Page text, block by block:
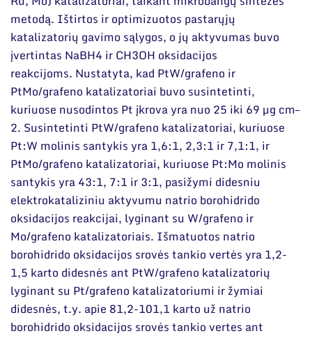
metodą. Ištirtos ir optimizuotos pastarųjų
katalizatorių gavimo sąlygos, o jų aktyvumas buvo
įvertintas NaBH4 ir CH3OH oksidacijos
reakcijoms. Nustatyta, kad PtW/grafeno ir
PtMo/grafeno katalizatoriai buvo susintetinti,
kuriuose nusodintos Pt įkrova yra nuo 25 iki 69 µg cm–
2. Susintetinti PtW/grafeno katalizatoriai, kuriuose
Pt:W molinis santykis yra 1,6:1, 2,3:1 ir 7,1:1, ir
PtMo/grafeno katalizatoriai, kuriuose Pt:Mo molinis
santykis yra 43:1, 7:1 ir 3:1, pasižymi didesniu
elektrokataliziniu aktyvumu natrio borohidrido
oksidacijos reakcijai, lyginant su W/grafeno ir
Mo/grafeno katalizatoriais. Išmatuotos natrio
borohidrido oksidacijos srovės tankio vertės yra 1,2-
1,5 karto didesnės ant PtW/grafeno katalizatorių
lyginant su Pt/grafeno katalizatoriumi ir žymiai
didesnės, t.y. apie 81,2-101,1 karto už natrio
borohidrido oksidacijos srovės tankio vertes ant